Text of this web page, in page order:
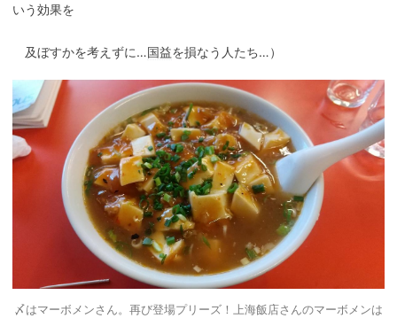
いう効果を
及ぼすかを考えずに…国益を損なう人たち…）
〆はマーボメンさん。再び登場プリーズ！上海飯店さんのマーボメンは